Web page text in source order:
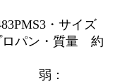
・サイズ
ロパン・質量 約
弱：